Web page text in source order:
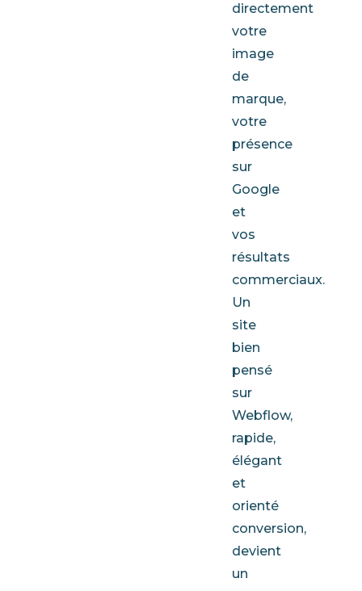
directement
votre
image
de
marque,
votre
présence
sur
Google
et
vos
résultats
commerciaux.
Un
site
bien
pensé
sur
Webflow,
rapide,
élégant
et
orienté
conversion,
devient
un